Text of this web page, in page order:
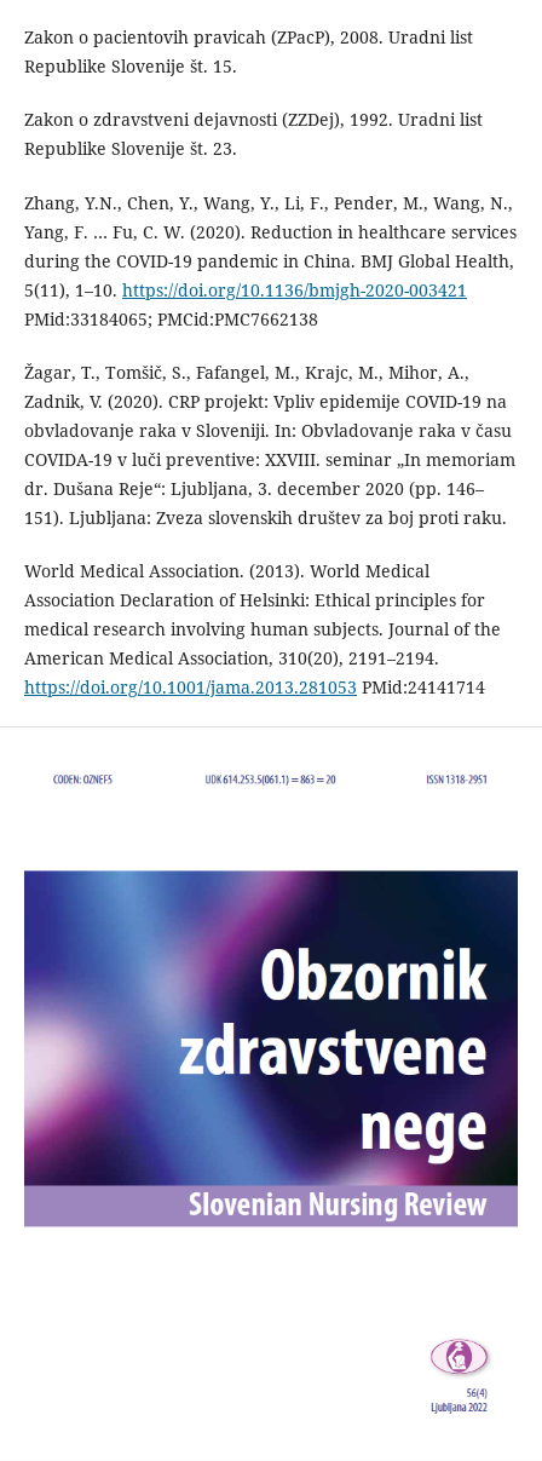
Zakon o pacientovih pravicah (ZPacP), 2008. Uradni list
Republike Slovenije št. 15.
Zakon o zdravstveni dejavnosti (ZZDej), 1992. Uradni list
Republike Slovenije št. 23.
Zhang, Y.N., Chen, Y., Wang, Y., Li, F., Pender, M., Wang, N.,
Yang, F. … Fu, C. W. (2020). Reduction in healthcare services
during the COVID-19 pandemic in China. BMJ Global Health,
5(11), 1–10. https://doi.org/10.1136/bmjgh-2020-003421
PMid:33184065; PMCid:PMC7662138
Žagar, T., Tomšič, S., Fafangel, M., Krajc, M., Mihor, A.,
Zadnik, V. (2020). CRP projekt: Vpliv epidemije COVID-19 na
obvladovanje raka v Sloveniji. In: Obvladovanje raka v času
COVIDA-19 v luči preventive: XXVIII. seminar „In memoriam
dr. Dušana Reje“: Ljubljana, 3. december 2020 (pp. 146–
151). Ljubljana: Zveza slovenskih društev za boj proti raku.
World Medical Association. (2013). World Medical
Association Declaration of Helsinki: Ethical principles for
medical research involving human subjects. Journal of the
American Medical Association, 310(20), 2191–2194.
https://doi.org/10.1001/jama.2013.281053 PMid:24141714